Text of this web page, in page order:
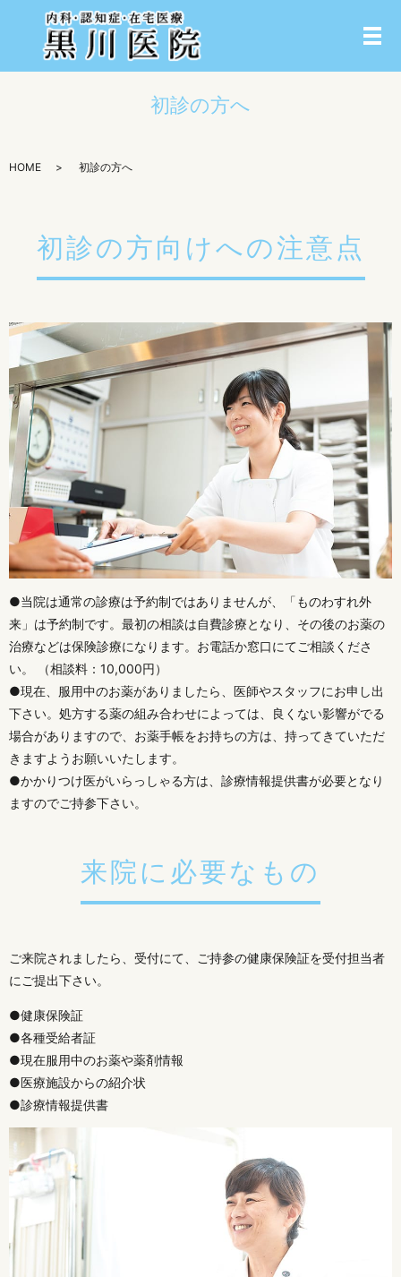
メ
初診の方へ
HOME 初診の方へ
初診の方向けへの注意点
●当院は通常の診療は予約制ではありませんが、「ものわすれ外
来」は予約制です。最初の相談は自費診療となり、その後のお薬の
治療などは保険診療になります。お電話か窓口にてご相談くださ
い。 （相談料：10,000円）
●現在、服用中のお薬がありましたら、医師やスタッフにお申し出
下さい。処方する薬の組み合わせによっては、良くない影響がでる
場合がありますので、お薬手帳をお持ちの方は、持ってきていただ
きますようお願いいたします。
●かかりつけ医がいらっしゃる方は、診療情報提供書が必要となり
ますのでご持参下さい。
来院に必要なもの
ご来院されましたら、受付にて、ご持参の健康保険証を受付担当者
にご提出下さい。
●健康保険証
●各種受給者証
●現在服用中のお薬や薬剤情報
●医療施設からの紹介状
●診療情報提供書